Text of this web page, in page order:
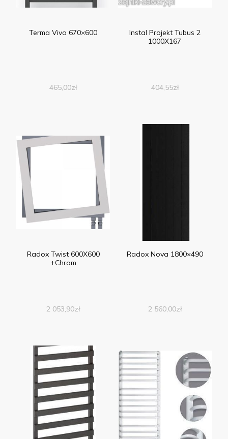
Terma Vivo 670×600
465,00zł
Instal Projekt Tubus 2
1000X167
404,55zł
Radox Twist 600X600
+Chrom
2 053,90zł
Radox Nova 1800×490
2 560,00zł